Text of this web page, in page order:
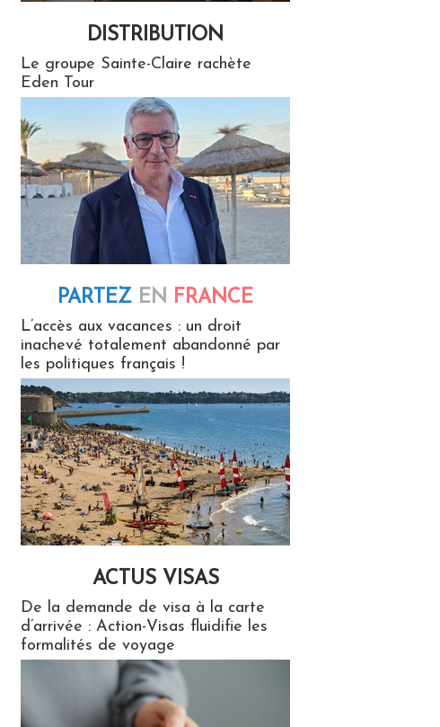
DISTRIBUTION
Le groupe Sainte-Claire rachète
Eden Tour
PARTEZ EN FRANCE
L’accès aux vacances : un droit
inachevé totalement abandonné par
les politiques français !
ACTUS VISAS
De la demande de visa à la carte
d’arrivée : Action-Visas fluidifie les
formalités de voyage